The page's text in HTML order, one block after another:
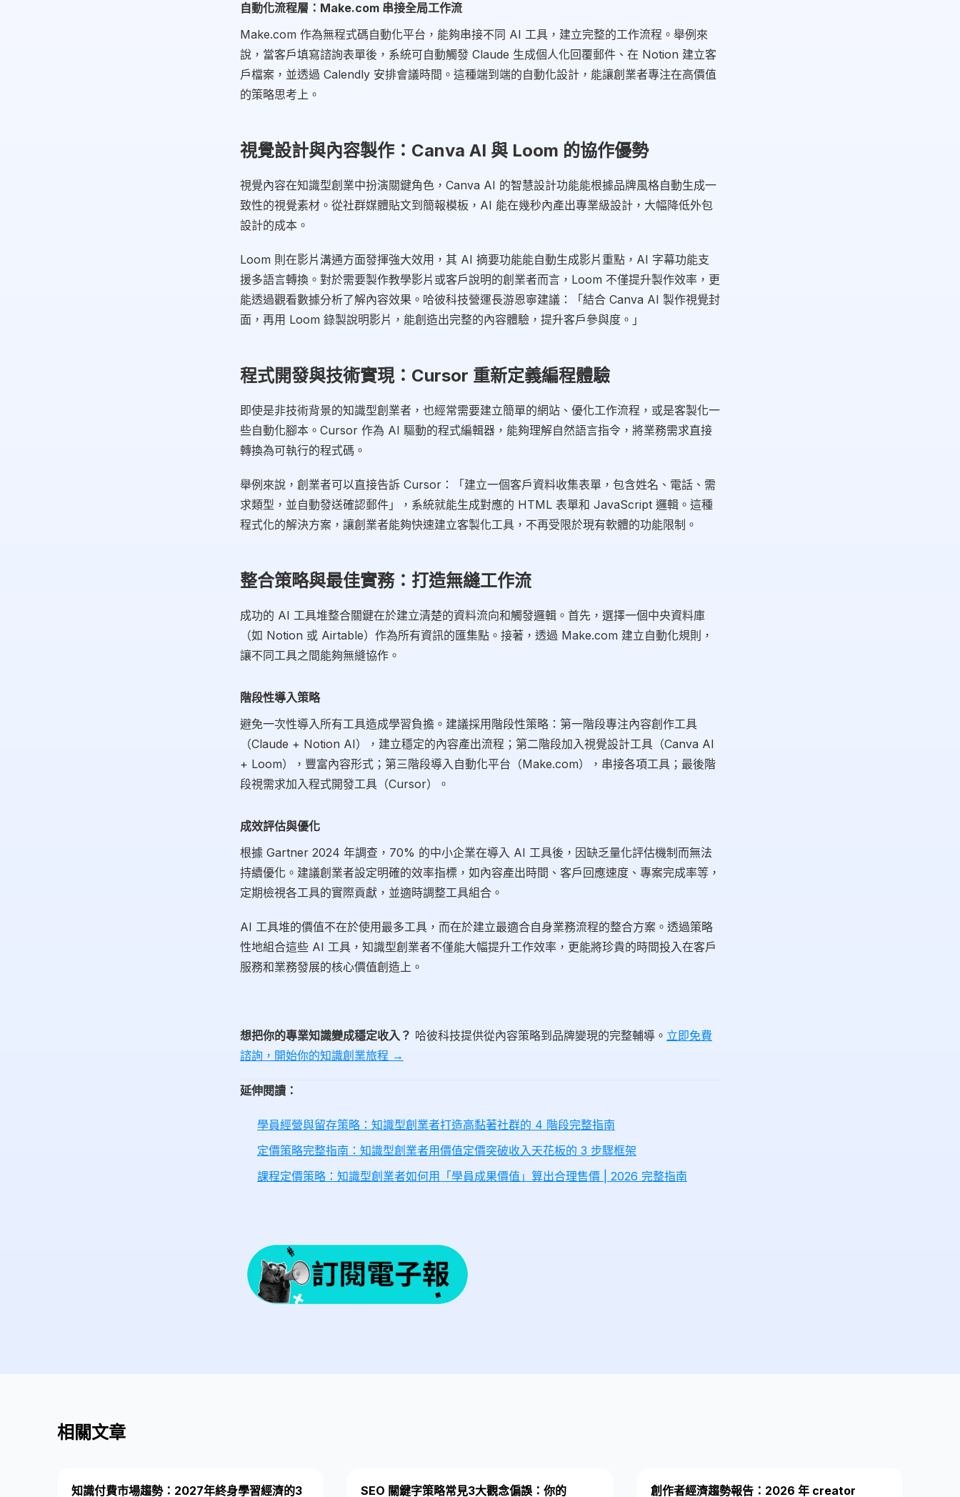
自動化流程層：Make.com 串接全局工作流
Make.com 作為無程式碼自動化平台，能夠串接不同 AI 工具，建立完整的工作流程。舉例來
說，當客戶填寫諮詢表單後，系統可自動觸發 Claude 生成個人化回覆郵件、在 Notion 建立客
戶檔案，並透過 Calendly 安排會議時間。這種端到端的自動化設計，能讓創業者專注在高價值
的策略思考上。
視覺設計與內容製作：Canva AI 與 Loom 的協作優勢
視覺內容在知識型創業中扮演關鍵角色，Canva AI 的智慧設計功能能根據品牌風格自動生成一
致性的視覺素材。從社群媒體貼文到簡報模板，AI 能在幾秒內產出專業級設計，大幅降低外包
設計的成本。
Loom 則在影片溝通方面發揮強大效用，其 AI 摘要功能能自動生成影片重點，AI 字幕功能支
援多語言轉換。對於需要製作教學影片或客戶說明的創業者而言，Loom 不僅提升製作效率，更
能透過觀看數據分析了解內容效果。哈彼科技營運長游恩寧建議：「結合 Canva AI 製作視覺封
面，再用 Loom 錄製說明影片，能創造出完整的內容體驗，提升客戶參與度。」
程式開發與技術實現：Cursor 重新定義編程體驗
即使是非技術背景的知識型創業者，也經常需要建立簡單的網站、優化工作流程，或是客製化一
些自動化腳本。Cursor 作為 AI 驅動的程式編輯器，能夠理解自然語言指令，將業務需求直接
轉換為可執行的程式碼。
舉例來說，創業者可以直接告訴 Cursor：「建立一個客戶資料收集表單，包含姓名、電話、需
求類型，並自動發送確認郵件」，系統就能生成對應的 HTML 表單和 JavaScript 邏輯。這種
程式化的解決方案，讓創業者能夠快速建立客製化工具，不再受限於現有軟體的功能限制。
整合策略與最佳實務：打造無縫工作流
成功的 AI 工具堆整合關鍵在於建立清楚的資料流向和觸發邏輯。首先，選擇一個中央資料庫
（如 Notion 或 Airtable）作為所有資訊的匯集點。接著，透過 Make.com 建立自動化規則，
讓不同工具之間能夠無縫協作。
階段性導入策略
避免一次性導入所有工具造成學習負擔。建議採用階段性策略：第一階段專注內容創作工具
（Claude + Notion AI），建立穩定的內容產出流程；第二階段加入視覺設計工具（Canva AI
+ Loom），豐富內容形式；第三階段導入自動化平台（Make.com），串接各項工具；最後階
段視需求加入程式開發工具（Cursor）。
成效評估與優化
根據 Gartner 2024 年調查，70% 的中小企業在導入 AI 工具後，因缺乏量化評估機制而無法
持續優化。建議創業者設定明確的效率指標，如內容產出時間、客戶回應速度、專案完成率等，
定期檢視各工具的實際貢獻，並適時調整工具組合。
AI 工具堆的價值不在於使用最多工具，而在於建立最適合自身業務流程的整合方案。透過策略
性地組合這些 AI 工具，知識型創業者不僅能大幅提升工作效率，更能將珍貴的時間投入在客戶
服務和業務發展的核心價值創造上。
想把你的專業知識變成穩定收入？ 哈彼科技提供從內容策略到品牌變現的完整輔導。 立即免費
諮詢，開始你的知識創業旅程 →
延伸閱讀：
學員經營與留存策略：知識型創業者打造高黏著社群的 4 階段完整指南
定價策略完整指南：知識型創業者用價值定價突破收入天花板的 3 步驟框架
課程定價策略：知識型創業者如何用「學員成果價值」算出合理售價 | 2026 完整指南
相關文章
知識付費市場趨勢：2027年終身學習經濟的3 SEO 關鍵字策略常見3大觀念偏誤：你的 創作者經濟趨勢報告：2026 年 creator